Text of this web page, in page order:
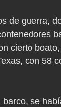
de guerra,
cierto
con 58
se